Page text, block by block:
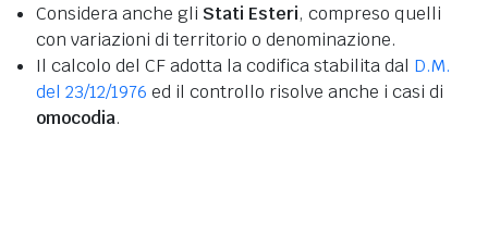
Considera anche gli Stati Esteri, compreso quelli
con variazioni di territorio o denominazione.
Il calcolo del CF adotta la codifica stabilita dal D.M.
del 23/12/1976 ed il controllo risolve anche i casi di
omocodia.